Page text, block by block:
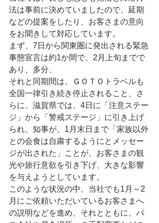
法は事前に決めていましたので、延期
などの提案をしたり、お客さまの意向
をお聞きして対応しています。
まず、7日から関東圏に発出される緊急
事態宣言は約1か間で、2月上旬までで
あり、多分、
それと同期間は、ＧＯＴＯトラベルも
全国一律引き続き停止されること、さ
らに、滋賀県では、4日に「注意ステー
ジ」から「警戒ステージ」に引き上げ
られ、知事が、1月末日まで「家族以外
との会食は自粛するようにとメッセー
ジが出された」ことが、お客さまの観
光や旅行意欲を引き下げ、大きな影響
を与えようとしています。
このような状況の中、当社でも1月～2
月にご依頼いただいているお客さまへ
の説明などを進め、それとともに、バ